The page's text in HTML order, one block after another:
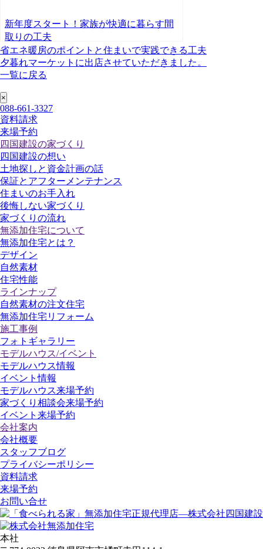
新年度スタート！家族が快適に暮らす間
取りの工夫
省エネ暖房のポイントと住まいで実践できる工夫
夕暮れマーケットに出店させていただきました。
一覧に戻る
088-661-3327
資料請求
来場予約
四国建設の家づくり
四国建設の想い
土地探しと資金計画の話
保証とアフターメンテナンス
住まいのお手入れ
後悔しない家づくり
家づくりの流れ
無添加住宅について
無添加住宅とは？
デザイン
自然素材
住宅性能
ラインナップ
自然素材の注文住宅
無添加住宅リフォーム
施工事例
フォトギャラリー
モデルハウス/イベント
モデルハウス情報
イベント情報
モデルハウス来場予約
家づくり相談会来場予約
イベント来場予約
会社案内
会社概要
スタッフブログ
プライバシーポリシー
資料請求
来場予約
お問い合せ
本社